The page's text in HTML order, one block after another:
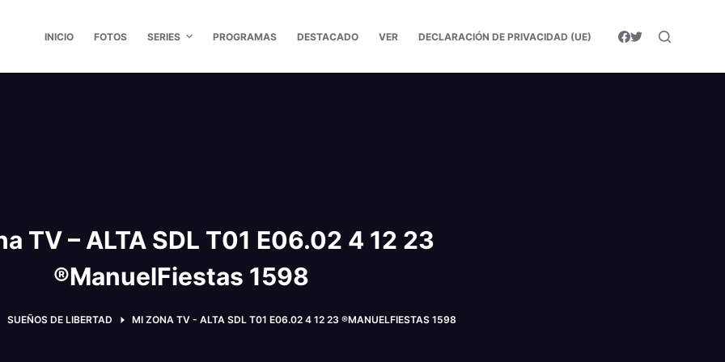
INICIO FOTOS SERIES PROGRAMAS DESTACADO VER DECLARACIÓN DE PRIVACIDAD (UE)
TV – ALTA SDL T01 E06.02 4 12 23
®ManuelFiestas 1598
SUEÑOS DE LIBERTAD MI ZONA TV - ALTA SDL T01 E06.02 4 12 23 ®MANUELFIESTAS 1598